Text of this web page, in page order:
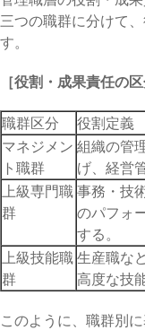
三つの職群に分けて
す。
［役割・成果責任の
職群区分
役割定義
マネジメン
ト職群
組織の管
げ、経営
上級専門職
群
事務・技
のパフォ
する。
上級技能職
群
生産職な
高度な技
このように、職群別